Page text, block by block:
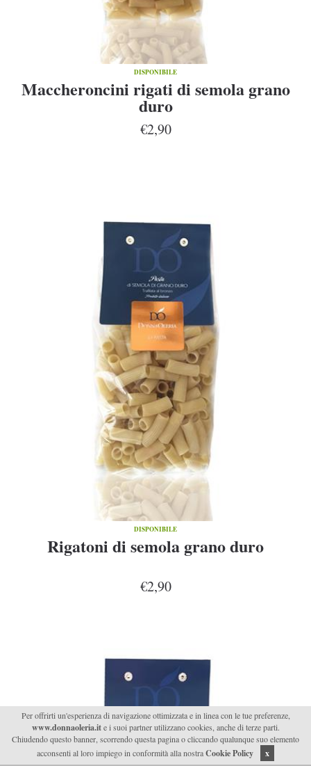
DISPONIBILE
Maccheroncini rigati di semola grano
duro
€2,90
DISPONIBILE
Rigatoni di semola grano duro
€2,90
Per offrirti un'esperienza di navigazione ottimizzata e in linea con le tue preferenze,
www.donnaoleria.ite i suoi partner utilizzano cookies, anche di terze parti.
Chiudendo questo banner, scorrendo questa pagina o cliccando qualunque suo elemento
acconsenti al loro impiego in conformità alla nostraCookie Policy